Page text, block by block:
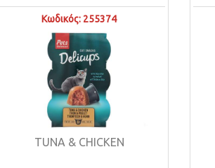
Κωδικός: 255374
TUNA & CHICKEN